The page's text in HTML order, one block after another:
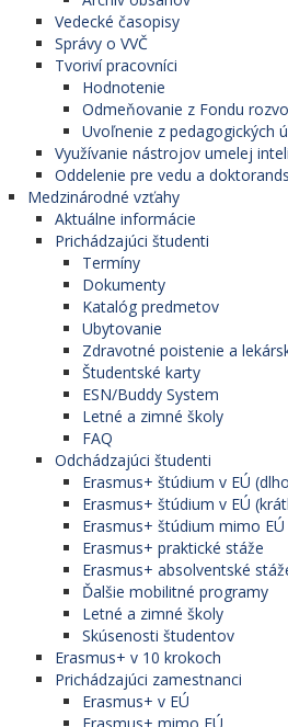
Vedecké časopisy
Správy o VVČ
Tvoriví pracovníci
Hodnotenie
Odmeňovanie z Fondu
Uvoľnenie z pedagogických
Využívanie nástrojov umelej
Oddelenie pre vedu a
Medzinárodné vzťahy
Aktuálne informácie
Prichádzajúci študenti
Termíny
Dokumenty
Katalóg predmetov
Ubytovanie
Zdravotné poistenie a
Študentské karty
ESN/Buddy System
Letné a zimné školy
FAQ
Odchádzajúci študenti
Erasmus+ štúdium v EÚ
Erasmus+ štúdium v EÚ
Erasmus+ štúdium mimo EÚ
Erasmus+ praktické stáže
Erasmus+ absolventské
Ďalšie mobilitné programy
Letné a zimné školy
Skúsenosti študentov
Erasmus+ v 10 krokoch
Prichádzajúci zamestnanci
Erasmus+ v EÚ